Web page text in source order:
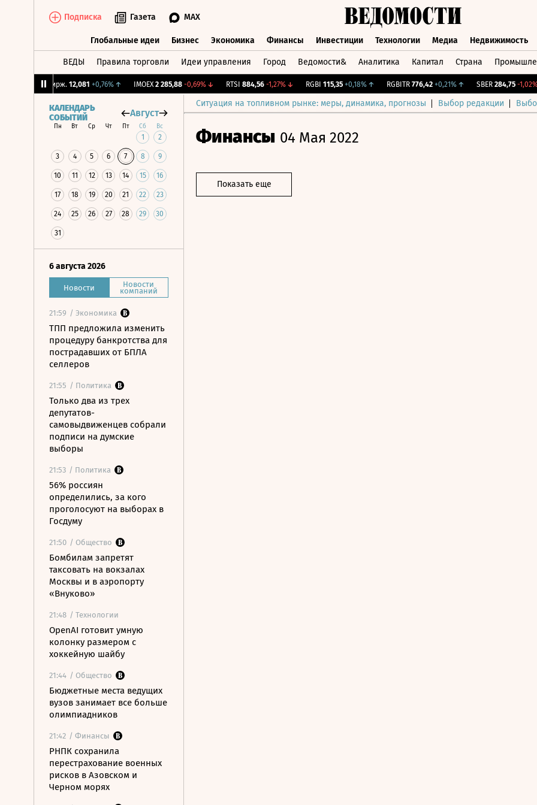
Подписка Газета MAX
Глобальные идеи Бизнес Экономика Финансы Инвестиции Технологии Медиа Недвижимость
ВЕДЫ Правила торговли Идеи управления Город Ведомости& Аналитика Капитал Страна
CNY Бирж. 12,081 +0,76%↑ IMOEX 2 285,88 -0,69%↓ RTSI 884,56 -1,27%↓ RGBI 115,35 +0,18% ↑ RGBITR 776,42 +0,21%↑ SBER 284,75 -1,02%↓
Ситуация на топливном рынке: меры, динамика, прогнозы Выбор редакции
КАЛЕНДАРЬ
СОБЫТИЙ
Август
Пн Вт Ср Чт Пт Сб Вс
1 2
3 4 5 6 7 8 9
10 11 12 13 14 15 16
17 18 19 20 21 22 23
24 25 26 27 28 29 30
31
6 августа 2026
Новости Новости
компаний
21:59 / Экономика
ТПП предложила изменить
процедуру банкротства для
пострадавших от БПЛА
селлеров
21:55 / Политика
Только два из трех
депутатов-
самовыдвиженцев собрали
подписи на думские
выборы
21:53 / Политика
56% россиян
определились, за кого
проголосуют на выборах в
Госдуму
21:50 / Общество
Бомбилам запретят
таксовать на вокзалах
Москвы и в аэропорту
«Внуково»
21:48 / Технологии
OpenAI готовит умную
колонку размером с
хоккейную шайбу
21:44 / Общество
Бюджетные места ведущих
вузов занимает все больше
олимпиадников
21:42 / Финансы
РНПК сохранила
перестрахование военных
рисков в Азовском и
Черном морях
Финансы 04 Мая 2022
Показать еще